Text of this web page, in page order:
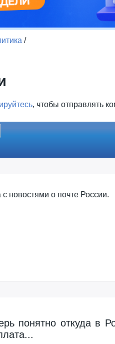
/
, чтобы отправлять
новостями о почте России.
понятно откуда в